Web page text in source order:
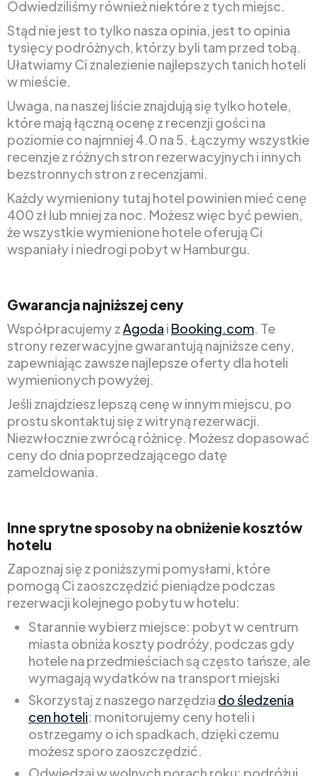
Odwiedziliśmy również niektóre z tych miejsc.
Stąd nie jest to tylko nasza opinia, jest to opinia
tysięcy podróżnych, którzy byli tam przed tobą.
Ułatwiamy Ci znalezienie najlepszych tanich hoteli
w mieście.
Uwaga, na naszej liście znajdują się tylko hotele,
które mają łączną ocenę z recenzji gości na
poziomie co najmniej 4.0 na 5. Łączymy wszystkie
recenzje z różnych stron rezerwacyjnych i innych
bezstronnych stron z recenzjami.
Każdy wymieniony tutaj hotel powinien mieć cenę
400 zł lub mniej za noc. Możesz więc być pewien,
że wszystkie wymienione hotele oferują Ci
wspaniały i niedrogi pobyt w Hamburgu.
Gwarancja najniższej ceny
Współpracujemy zAgoda i Booking.com. Te
strony rezerwacyjne gwarantują najniższe ceny,
zapewniając zawsze najlepsze oferty dla hoteli
wymienionych powyżej.
Jeśli znajdziesz lepszą cenę w innym miejscu, po
prostu skontaktuj się z witryną rezerwacji.
Niezwłocznie zwrócą różnicę. Możesz dopasować
ceny do dnia poprzedzającego datę
zameldowania.
Inne sprytne sposoby na obniżenie kosztów
hotelu
Zapoznaj się z poniższymi pomysłami, które
pomogą Ci zaoszczędzić pieniądze podczas
rezerwacji kolejnego pobytu w hotelu:
Starannie wybierz miejsce: pobyt w centrum
miasta obniża koszty podróży, podczas gdy
hotele na przedmieściach są często tańsze, ale
wymagają wydatków na transport miejski
Skorzystaj z naszego narzędzia do śledzenia
cen hoteli: monitorujemy ceny hoteli i
ostrzegamy o ich spadkach, dzięki czemu
możesz sporo zaoszczędzić.